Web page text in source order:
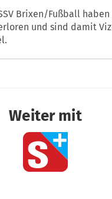
Brixen/Fußball
und sind damit